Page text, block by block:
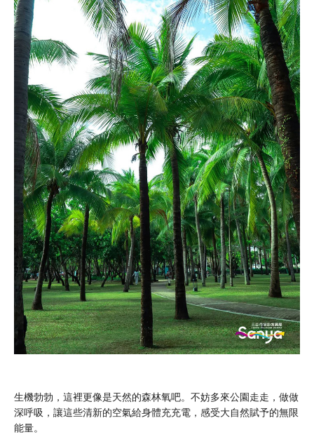
生機勃勃，這裡更像是天然的森林氧吧。不妨多來公園走走，做做
深呼吸，讓這些清新的空氣給身體充充電，感受大自然賦予的無限
能量。